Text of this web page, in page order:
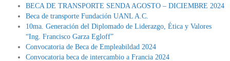
BECA DE TRANSPORTE SENDA AGOSTO – DICIEMBRE 2024
Beca de transporte Fundación UANL A.C.
10ma. Generación del Diplomado de Liderazgo, Ética y Valores
“Ing. Francisco Garza Egloff”
Convocatoria de Beca de Empleabildad 2024
Convocatoria beca de intercambio a Francia 2024